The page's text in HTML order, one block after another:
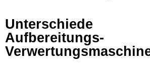
Unterschiede